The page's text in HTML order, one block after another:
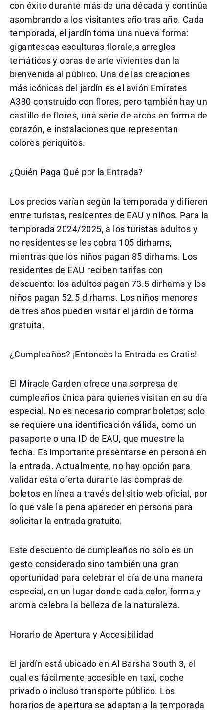
con éxito durante más de una década y continúa
asombrando a los visitantes año tras año. Cada
temporada, el jardín toma una nueva forma:
gigantescas esculturas florale,s arreglos
temáticos y obras de arte vivientes dan la
bienvenida al público. Una de las creaciones
más icónicas del jardín es el avión Emirates
A380 construido con flores, pero también hay un
castillo de flores, una serie de arcos en forma de
corazón, e instalaciones que representan
colores periquitos.
¿Quién Paga Qué por la Entrada?
Los precios varían según la temporada y difieren
entre turistas, residentes de EAU y niños. Para la
temporada 2024/2025, a los turistas adultos y
no residentes se les cobra 105 dirhams,
mientras que los niños pagan 85 dirhams. Los
residentes de EAU reciben tarifas con
descuento: los adultos pagan 73.5 dirhams y los
niños pagan 52.5 dirhams. Los niños menores
de tres años pueden visitar el jardín de forma
gratuita.
¿Cumpleaños? ¡Entonces la Entrada es Gratis!
El Miracle Garden ofrece una sorpresa de
cumpleaños única para quienes visitan en su día
especial. No es necesario comprar boletos; solo
se requiere una identificación válida, como un
pasaporte o una ID de EAU, que muestre la
fecha. Es importante presentarse en persona en
la entrada. Actualmente, no hay opción para
validar esta oferta durante las compras de
boletos en línea a través del sitio web oficial, por
lo que vale la pena aparecer en persona para
solicitar la entrada gratuita.
Este descuento de cumpleaños no solo es un
gesto considerado sino también una gran
oportunidad para celebrar el día de una manera
especial, en un lugar donde cada color, forma y
aroma celebra la belleza de la naturaleza.
Horario de Apertura y Accesibilidad
El jardín está ubicado en Al Barsha South 3, el
cual es fácilmente accesible en taxi, coche
privado o incluso transporte público. Los
horarios de apertura se adaptan a la temporada